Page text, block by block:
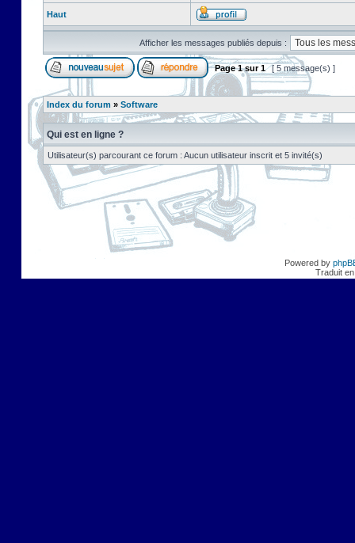
Haut
Afficher les messages publiés depuis :
Page1sur1 [ 5 message(s) ]
Index du forum » Software
Qui est en ligne ?
Utilisateur(s) parcourant ce forum : Aucun utilisateur inscrit et 5 invité(s)
Powered by
Traduit